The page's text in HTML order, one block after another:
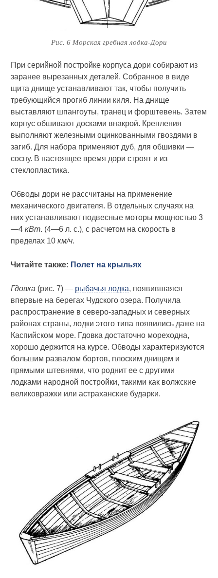
Рис. 6 Морская гребная лодка-Дори
При серийной постройке корпуса дори собирают из
заранее вырезанных деталей. Собранное в виде
щита днище устанавливают так, чтобы получить
требующийся прогиб линии киля. На днище
выставляют шпангоуты, транец и форштевень. Затем
корпус обшивают досками внакрой. Крепления
выполняют железными оцинкованными гвоздями в
загиб. Для набора применяют дуб, для обшивки —
сосну. В настоящее время дори строят и из
стеклопластика.
Обводы дори не рассчитаны на применение
механического двигателя. В отдельных случаях на
них устанавливают подвесные моторы мощностью 3
—4кВт. (4—6 л. с.), с расчетом на скорость в
пределах 10км/ч.
Читайте также: Полет на крыльях
Гдовка (рис. 7) — рыбачья лодка, появившаяся
впервые на берегах Чудского озера. Получила
распространение в северо-западных и северных
районах страны, лодки этого типа появились даже на
Каспийском море. Гдовка достаточно мореходна,
хорошо держится на курсе. Обводы характеризуются
большим развалом бортов, плоским днищем и
прямыми штевнями, что роднит ее с другими
лодками народной постройки, такими как волжские
великовражки или астраханские бударки.